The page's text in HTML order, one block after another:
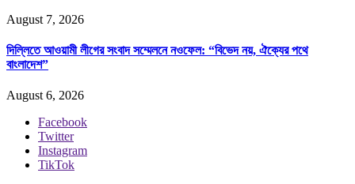
August 7, 2026
দিল্লিতে আওয়ামী লীগের সংবাদ সম্মেলনে নওফেল: “বিভেদ নয়, ঐক্যের পথে
বাংলাদেশ”
August 6, 2026
Facebook
Twitter
Instagram
TikTok